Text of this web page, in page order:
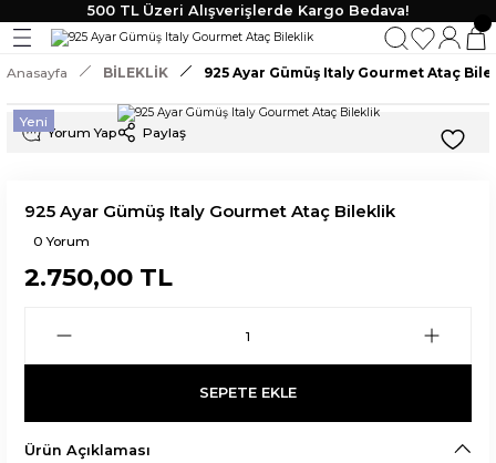
500 TL Üzeri Alışverişlerde Kargo Bedava!
Geri Dön
Geri Dön
Geri Dön
Geri Dön
TAKI
Anasayfa BİLEKLİK 925 Ayar Gümüş Italy Gourmet Ataç
Yeni
Yorum Yap Paylaş
925 Ayar Gümüş Italy Gourmet Ataç Bileklik
0 Yorum
2.750,00 TL
SEPETE EKLE
Ürün Açıklaması